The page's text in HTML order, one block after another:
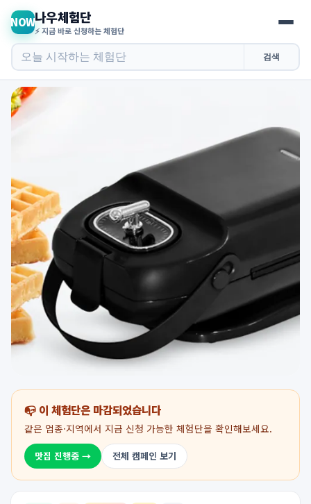
NOW나우체험단
⚡ 지금 바로 신청하는 체험단
검색
📭 이 체험단은 마감되었습니다
같은 업종·지역에서 지금 신청 가능한 체험단을 확인해보세요.
맛집 진행중 → 전체 캠페인 보기